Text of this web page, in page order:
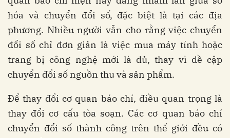
hóa và chuyển đổi số, đặc biệt là tại các địa
phương. Nhiều người vẫn cho rằng việc chuyển
đổi số chỉ đơn giản là việc mua máy tính hoặc
trang bị công nghệ mới là đủ, thay vì đề cập
chuyển đổi số nguồn thu và sản phẩm.
Để thay đổi cơ quan báo chí, điều quan trọng là
thay đổi cơ cấu tòa soạn. Các cơ quan báo chí
chuyển đổi số thành công trên thế giới đều có